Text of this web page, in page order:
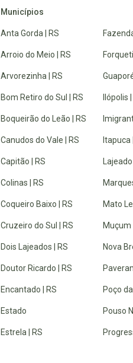
Municípios
Anta Gorda | RS
Arroio do Meio | RS
Arvorezinha | RS
Bom Retiro do Sul | RS
Boqueirão do Leão | RS
Canudos do Vale | RS
Capitão | RS
Colinas | RS
Coqueiro Baixo | RS
Cruzeiro do Sul | RS
Dois Lajeados | RS
Doutor Ricardo | RS
Encantado | RS
Estado
Estrela | RS
Ilópolis
Itapuca
Mato
Muçum
Nova
Poço
Pouso